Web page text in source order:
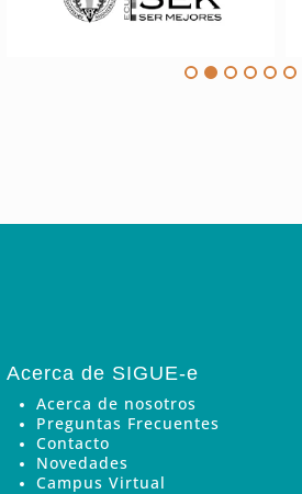
Acerca de SIGUE-e
Acerca de nosotros
Preguntas Frecuentes
Contacto
Novedades
Campus Virtual